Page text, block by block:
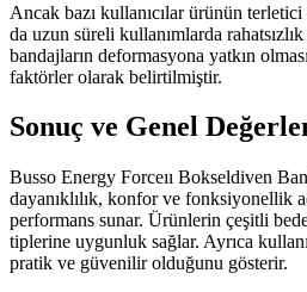
Ancak bazı kullanıcılar ürünün
da uzun süreli kullanımlarda
bandajların deformasyona yatkın
faktörler olarak belirtilmiştir.
Sonuç ve Genel
Busso Energy Forceıı Bokseldiven
dayanıklılık, konfor ve fonksiyonellik
performans sunar. Ürünlerin çeşitli
tiplerine uygunluk sağlar. Ayrıca
pratik ve güvenilir olduğunu gösterir.